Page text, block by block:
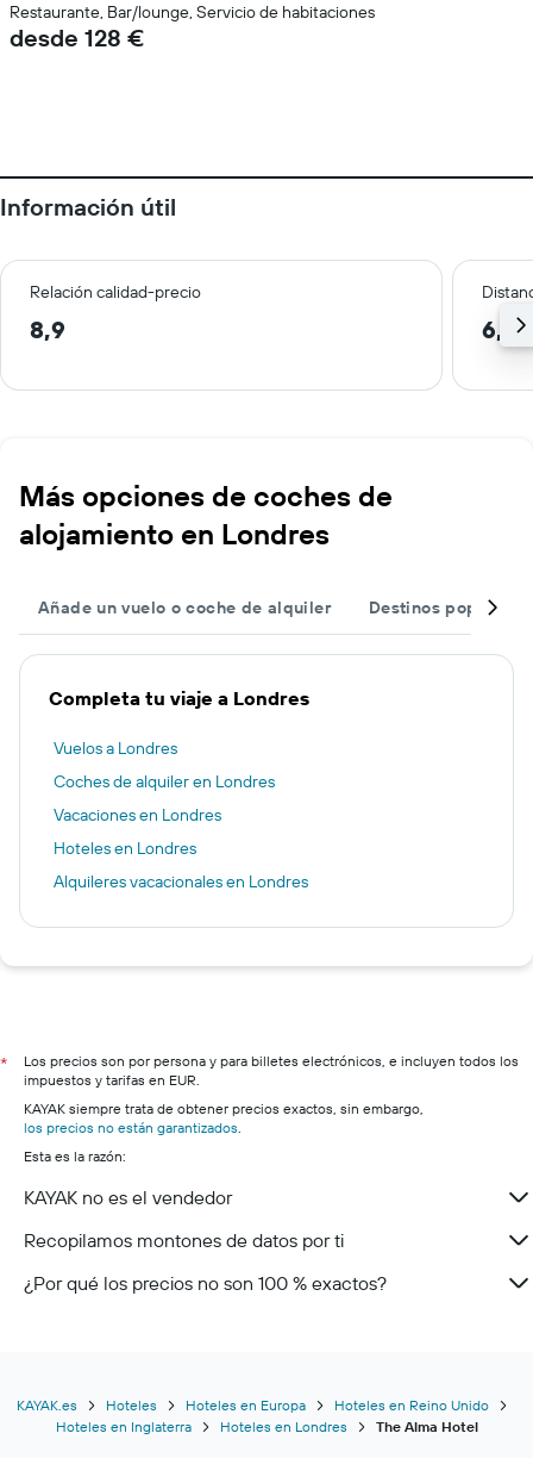
Restaurante, Bar/lounge, Servicio de habitaciones
desde 128 €
Información útil
Relación calidad-precio
8,9 6,1
Más opciones de coches de
alojamiento en Londres
Añade un vuelo o coche de alquiler Destinos populares
Completa tu viaje a Londres
Vuelos a Londres
Coches de alquiler en Londres
Vacaciones en Londres
Hoteles en Londres
Alquileres vacacionales en Londres
*
Los precios son por persona y para billetes electrónicos, e incluyen todos los
impuestos y tarifas en EUR.
KAYAK siempre trata de obtener precios exactos, sin embargo,
los precios no están garantizados.
Esta es la razón:
KAYAK no es el vendedor
Recopilamos montones de datos por ti
¿Por qué los precios no son 100 % exactos?
KAYAK.es Hoteles Hoteles en Europa
Hoteles en Reino Unido
Hoteles en Inglaterra
Hoteles en Londres The Alma Hotel